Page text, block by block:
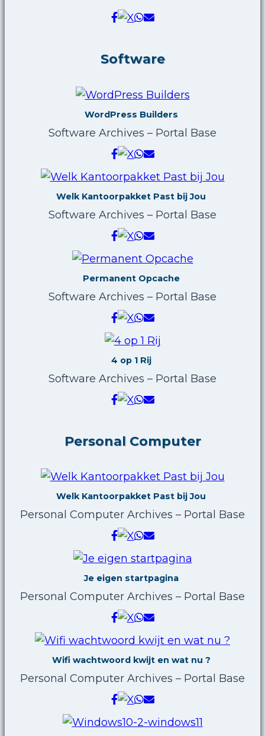
Software
WordPress Builders
Software Archives – Portal Base
Welk Kantoorpakket Past bij Jou
Software Archives – Portal Base
Permanent Opcache
Software Archives – Portal Base
4 op 1 Rij
Software Archives – Portal Base
Personal Computer
Welk Kantoorpakket Past bij Jou
Personal Computer Archives – Portal Base
Je eigen startpagina
Personal Computer Archives – Portal Base
Wifi wachtwoord kwijt en wat nu ?
Personal Computer Archives – Portal Base